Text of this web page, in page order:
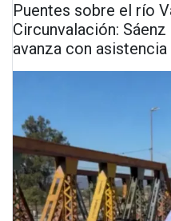
Puentes sobre el río
Circunvalación:
avanza con